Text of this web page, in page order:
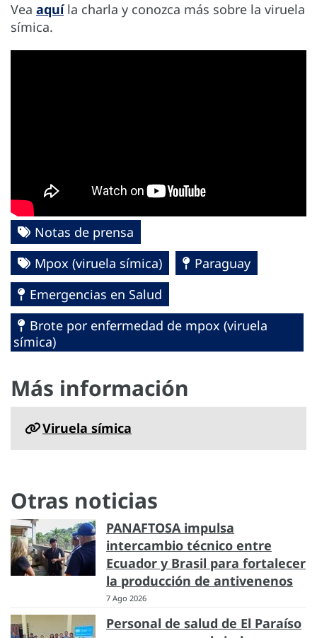
Vea aquíla charla y conozca más sobre la viruela
símica.
Notas de prensa
Mpox (viruela símica)
Paraguay
Emergencias en Salud
Brote por enfermedad de mpox (viruela
símica)
Más información
Viruela símica
Otras noticias
PANAFTOSA impulsa
intercambio técnico entre
Ecuador y Brasil para fortalecer
la producción de antivenenos
7 Ago 2026
Personal de salud de El Paraíso